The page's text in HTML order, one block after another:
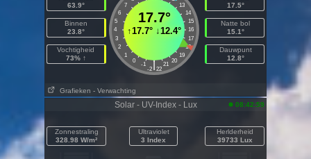
63.9°
Binnen
23.8°
Vochtigheid
73% ↑
7
13
6
14
5
15
4
16
3
17
2
18
1
19
0
20
-1 21
|
-2 22
17.7°
↑17.7° ↓12.4°
17.5°
Natte bol
15.1°
Dauwpunt
12.8°
Grafieken - Verwachting
Solar - UV-Index - Lux 08:42:59
Zonnestraling
328.98 W/m²
Ultraviolet
3 Index
Herlderheid
39733 Lux